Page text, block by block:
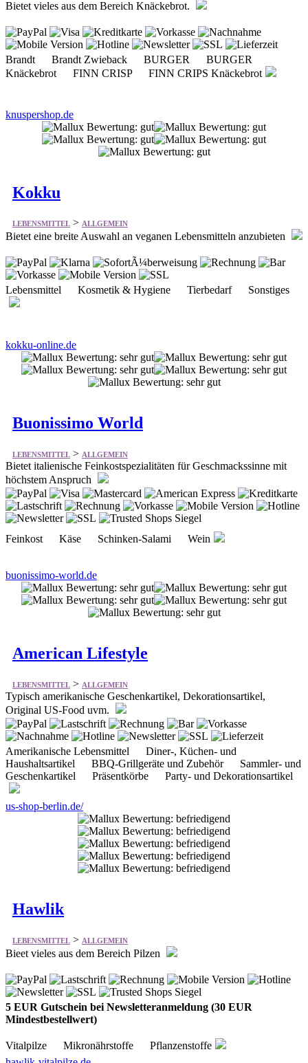
Bietet vieles aus dem Bereich Knäckebrot.
Brandt Brandt Zwieback BURGER BURGER
Knäckebrot FINN CRISP FINN CRIPS Knäckebrot
knuspershop.de
Kokku
LEBENSMITTEL>ALLGEMEIN
Bietet eine breite Auswahl an veganen Lebensmitteln anzubieten
Lebensmittel Kosmetik & Hygiene Tierbedarf Sonstiges
kokku-online.de
Buonissimo World
LEBENSMITTEL>ALLGEMEIN
Bietet italienische Feinkostspezialitäten für Geschmackssinne mit
höchstem Anspruch
Feinkost Käse Schinken-Salami Wein
buonissimo-world.de
American Lifestyle
LEBENSMITTEL>ALLGEMEIN
Typisch amerikanische Geschenkartikel, Dekorationsartikel,
Original US-Food uvm.
Amerikanische Lebensmittel Diner-, Küchen- und
Haushaltsartikel BBQ-Grillgeräte und Zubehör Sammler- und
Geschenkartikel Präsentkörbe Party- und Dekorationsartikel
us-shop-berlin.de/
Hawlik
LEBENSMITTEL>ALLGEMEIN
Bieet vieles aus dem Bereich Pilzen
5 EUR Gutschein bei Newsletteranmeldung (30 EUR
Mindestbestellwert)
Vitalpilze Mikronährstoffe Pflanzenstoffe